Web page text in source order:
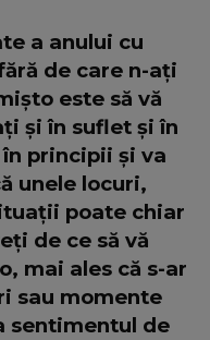
a anului cu
de care n-ați
este să vă
și în suflet și în
principii și va
unele locuri,
poate chiar
de ce să vă
mai ales că s-ar
sau momente
sentimentul de